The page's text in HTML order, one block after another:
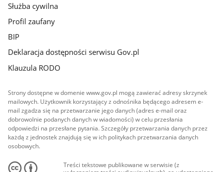
Służba cywilna
Profil zaufany
BIP
Deklaracja dostępności serwisu Gov.pl
Klauzula RODO
Strony dostępne w domenie www.gov.pl mogą zawierać adresy skrzynek
mailowych. Użytkownik korzystający z odnośnika będącego adresem e-
mail zgadza się na przetwarzanie jego danych (adres e-mail oraz
dobrowolnie podanych danych w wiadomości) w celu przesłania
odpowiedzi na przesłane pytania. Szczegóły przetwarzania danych przez
każdą z jednostek znajdują się w ich politykach przetwarzania danych
osobowych.
Treści tekstowe publikowane w serwisie (z